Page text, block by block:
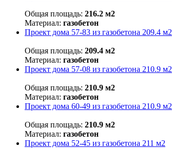
Общая площадь: 216.2 м2
Материал: газобетон
Проект дома 57-83 из газобетона 209.4 м2
Общая площадь: 209.4 м2
Материал: газобетон
Проект дома 57-08 из газобетона 210.9 м2
Общая площадь: 210.9 м2
Материал: газобетон
Проект дома 60-49 из газобетона 210.9 м2
Общая площадь: 210.9 м2
Материал: газобетон
Проект дома 52-45 из газобетона 211 м2